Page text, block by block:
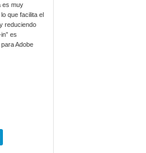
es muy
que facilita el
reduciendo
es
Adobe